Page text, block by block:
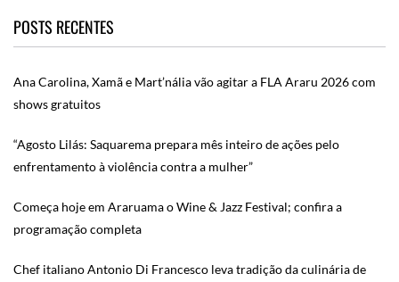
POSTS RECENTES
Ana Carolina, Xamã e Mart’nália vão agitar a FLA Araru 2026 com
shows gratuitos
“Agosto Lilás: Saquarema prepara mês inteiro de ações pelo
enfrentamento à violência contra a mulher”
Começa hoje em Araruama o Wine & Jazz Festival; confira a
programação completa
Chef italiano Antonio Di Francesco leva tradição da culinária de